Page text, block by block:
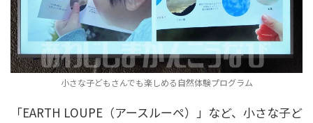
小さな子どもさんでも楽しめる自然体験プログラム
「EARTH LOUPE（アースルーペ）」など、小さな子ど